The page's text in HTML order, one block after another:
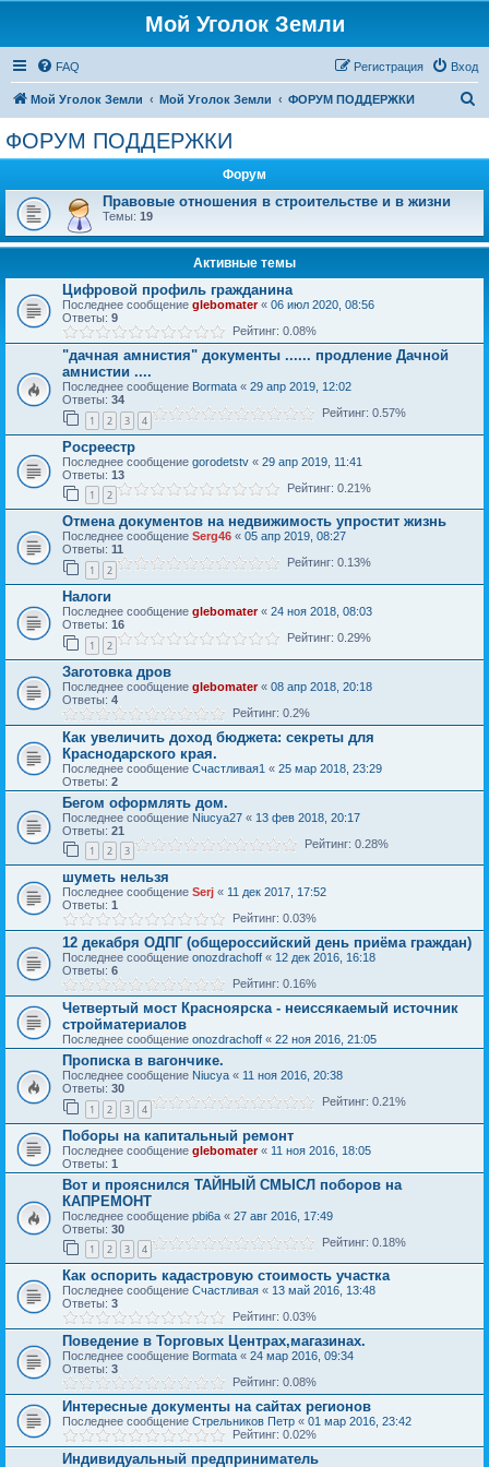
Мой Уголок Земли
FAQ Вход
Регистрация
Мой Уголок Земли Мой Уголок Земли ФОРУМ ПОДДЕРЖКИ
ФОРУМ ПОДДЕРЖКИ
Форум
Правовые отношения в строительстве и в жизни
Темы: 19
Активные темы
Цифровой профиль гражданина
Последнее сообщение glebomater« 06 июл 2020, 08:56
Ответы: 9
Рейтинг: 0.08%
"дачная амнистия" документы ...... продление Дачной
амнистии ....
Последнее сообщение Bormata « 29 апр 2019, 12:02
Ответы: 34
1 2 3 4
Рейтинг: 0.57%
Росреестр
Последнее сообщение gorodetstv « 29 апр 2019, 11:41
Ответы: 13
1 2
Рейтинг: 0.21%
Отмена документов на недвижимость упростит жизнь
Последнее сообщение Serg46 « 05 апр 2019, 08:27
Ответы: 11
1 2
Рейтинг: 0.13%
Налоги
Последнее сообщение glebomater« 24 ноя 2018, 08:03
Ответы: 16
1 2
Рейтинг: 0.29%
Заготовка дров
Последнее сообщение glebomater« 08 апр 2018, 20:18
Ответы: 4
Рейтинг: 0.2%
Как увеличить доход бюджета: секреты для
Краснодарского края.
Последнее сообщение Счастливая1 « 25 мар 2018, 23:29
Ответы: 2
Бегом оформлять дом.
Последнее сообщение Niucya27 « 13 фев 2018, 20:17
Ответы: 21
1 2 3
Рейтинг: 0.28%
шуметь нельзя
Последнее сообщение Serj « 11 дек 2017, 17:52
Ответы: 1
Рейтинг: 0.03%
12 декабря ОДПГ (общероссийский день приёма граждан)
Последнее сообщение onozdrachoff « 12 дек 2016, 16:18
Ответы: 6
Рейтинг: 0.16%
Четвертый мост Красноярска - неиссякаемый источник
стройматериалов
Последнее сообщение onozdrachoff « 22 ноя 2016, 21:05
Прописка в вагончике.
Последнее сообщение Niucya « 11 ноя 2016, 20:38
Ответы: 30
1 2 3 4
Рейтинг: 0.21%
Поборы на капитальный ремонт
Последнее сообщение glebomater« 11 ноя 2016, 18:05
Ответы: 1
Вот и прояснился ТАЙНЫЙ СМЫСЛ поборов на
КАПРЕМОНТ
Последнее сообщение pbi6a « 27 авг 2016, 17:49
Ответы: 30
1 2 3 4
Рейтинг: 0.18%
Как оспорить кадастровую стоимость участка
Последнее сообщение Счастливая « 13 май 2016, 13:48
Ответы: 3
Рейтинг: 0.03%
Поведение в Торговых Центрах,магазинах.
Последнее сообщение Bormata « 24 мар 2016, 09:34
Ответы: 3
Рейтинг: 0.08%
Интересные документы на сайтах регионов
Последнее сообщение Стрельников Петр « 01 мар 2016, 23:42
Рейтинг: 0.02%
Индивидуальный предприниматель